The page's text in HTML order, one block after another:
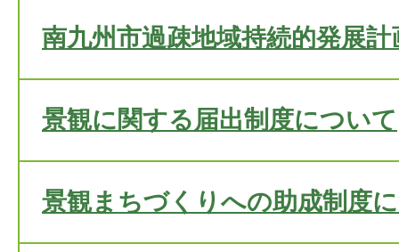
南九州市過疎地域持続的発展計
景観に関する届出制度について
景観まちづくりへの助成制度